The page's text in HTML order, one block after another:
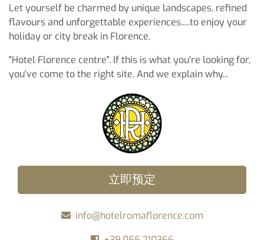
Let yourself be charmed by unique landscapes, refined
flavours and unforgettable experiences.....to enjoy your
holiday or city break in Florence.
"Hotel Florence centre". If this is what you're looking for,
you've come to the right site. And we explain why...
立即预定
info@hotelromaflorence.com